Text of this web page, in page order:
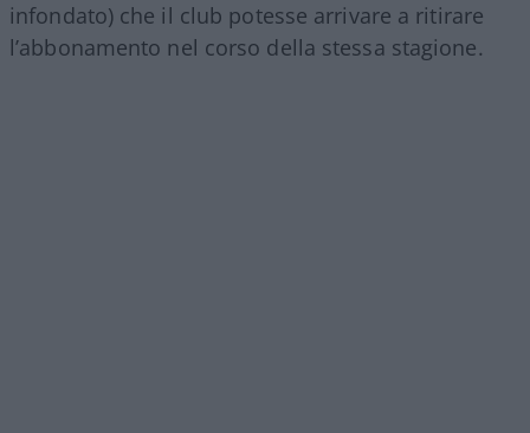
infondato) che il club potesse arrivare a ritirare
l’abbonamento nel corso della stessa stagione.